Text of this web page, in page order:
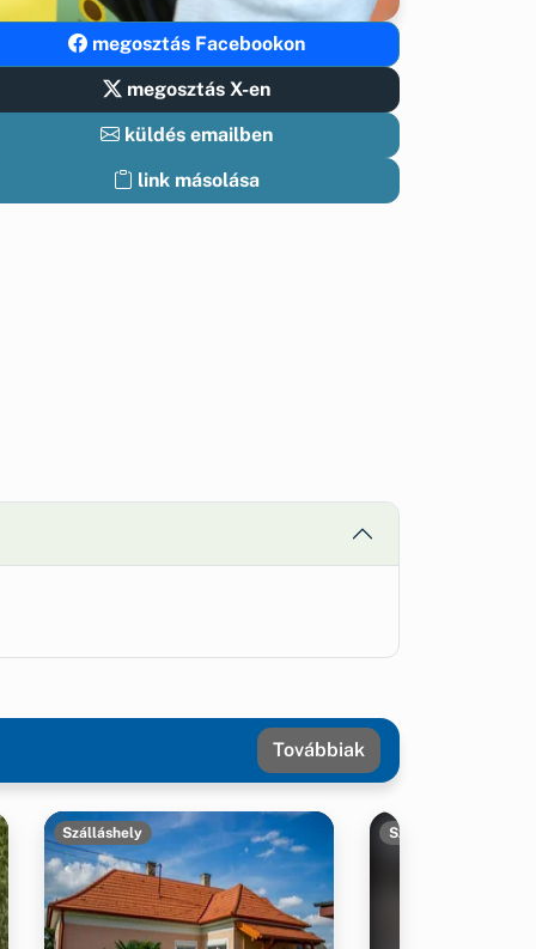
megosztás Facebookon
megosztás X-en
küldés emailben
link másolása
Továbbiak
Szálláshely Szálláshely